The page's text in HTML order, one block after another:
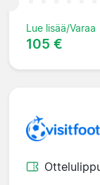
Lue lisää/Varaa
105 €